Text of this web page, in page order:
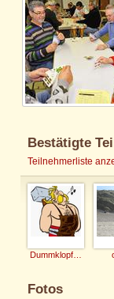
Bestätigte
Teilnehmerliste
Fotos